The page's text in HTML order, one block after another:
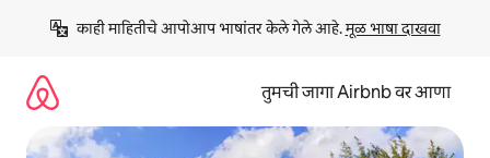
काही माहितीचे आपोआप भाषांतर केले गेले आहे. मूळ भाषा दाखवा
तुमची जागा Airbnb वर आणा